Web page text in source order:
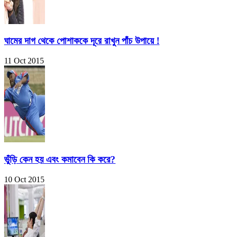
ঘামের দাগ থেকে পোশাককে দূরে রাখুন পাঁচ উপায়ে !
11 Oct 2015
ভুঁড়ি কেন হয় এবং কমাবেন কি করে?
10 Oct 2015